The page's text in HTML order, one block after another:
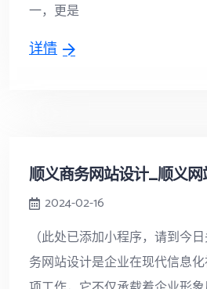
一，更是
详情
顺义商务网站设计_顺义网
2024-02-16
（此处已添加小程序，请到今
务网站设计是企业在现代信息